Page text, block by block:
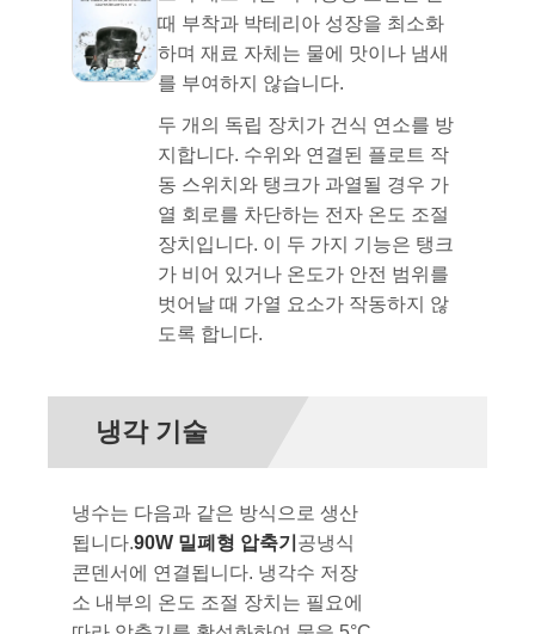
때 부착과 박테리아 성장을 최소화
하며 재료 자체는 물에 맛이나 냄새
를 부여하지 않습니다.
두 개의 독립 장치가 건식 연소를 방
지합니다. 수위와 연결된 플로트 작
동 스위치와 탱크가 과열될 경우 가
열 회로를 차단하는 전자 온도 조절
장치입니다. 이 두 가지 기능은 탱크
가 비어 있거나 온도가 안전 범위를
벗어날 때 가열 요소가 작동하지 않
도록 합니다.
냉각 기술
냉수는 다음과 같은 방식으로 생산
됩니다.90W 밀폐형 압축기 공냉식
콘덴서에 연결됩니다. 냉각수 저장
소 내부의 온도 조절 장치는 필요에